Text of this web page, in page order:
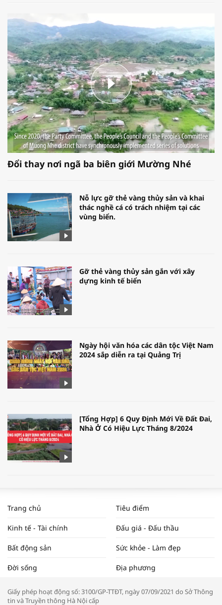
Đổi thay nơi ngã ba biên giới Mường Nhé
Nỗ lực gỡ thẻ vàng thủy sản và khai
thác nghề cá có trách nhiệm tại các
vùng biển.
Gỡ thẻ vàng thủy sản gắn với xây
dựng kinh tế biển
Ngày hội văn hóa các dân tộc Việt Nam
2024 sắp diễn ra tại Quảng Trị
[Tổng Hợp] 6 Quy Định Mới Về Đất Đai,
Nhà Ở Có Hiệu Lực Tháng 8/2024
NAM NĂM 2024 VÀ NĂM 2025 | NHỊP
ĐẬP THỊ TRƯỜNG #62
Tọa đàm “Xúc tiến thương mại: Khơi
Trang chủ Tiêu điểm
Kinh tế - Tài chính Đấu giá - Đấu thầu
Bất động sản Sức khỏe - Làm đẹp
Đời sống Địa phương
Giấy phép hoạt động số: 3100/GP-TTĐT, ngày 07/09/2021 do Sở Thông
tin và Truyền thông Hà Nội cấp